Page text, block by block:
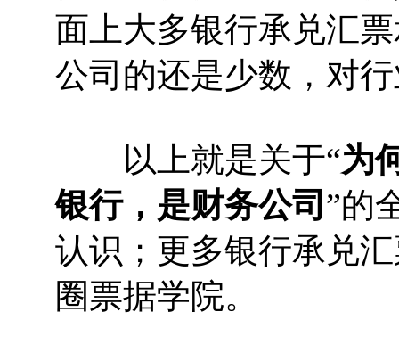
面上大多银行承兑汇
公司的还是少数，对
以上就是关于“为
银行，是财务公司 ”的
认识；更多银行承兑
圈票据学院。